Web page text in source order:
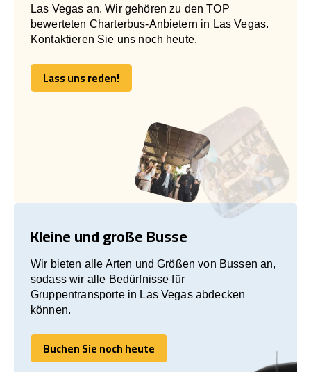
Las Vegas an. Wir gehören zu den TOP
bewerteten Charterbus-Anbietern in Las Vegas.
Kontaktieren Sie uns noch heute.
Lass uns reden!
Lass uns reden!
Kleine und große Busse
Wir bieten alle Arten und Größen von Bussen an,
sodass wir alle Bedürfnisse für
Gruppentransporte in Las Vegas abdecken
können.
Buchen Sie noch heute
Buchen Sie noch heute